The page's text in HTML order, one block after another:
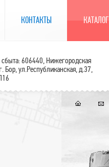
КОНТАКТЫ КАТАЛОГ
сбыта: 606440, Нижегородская
Бор, ул.Республиканская, д.37,